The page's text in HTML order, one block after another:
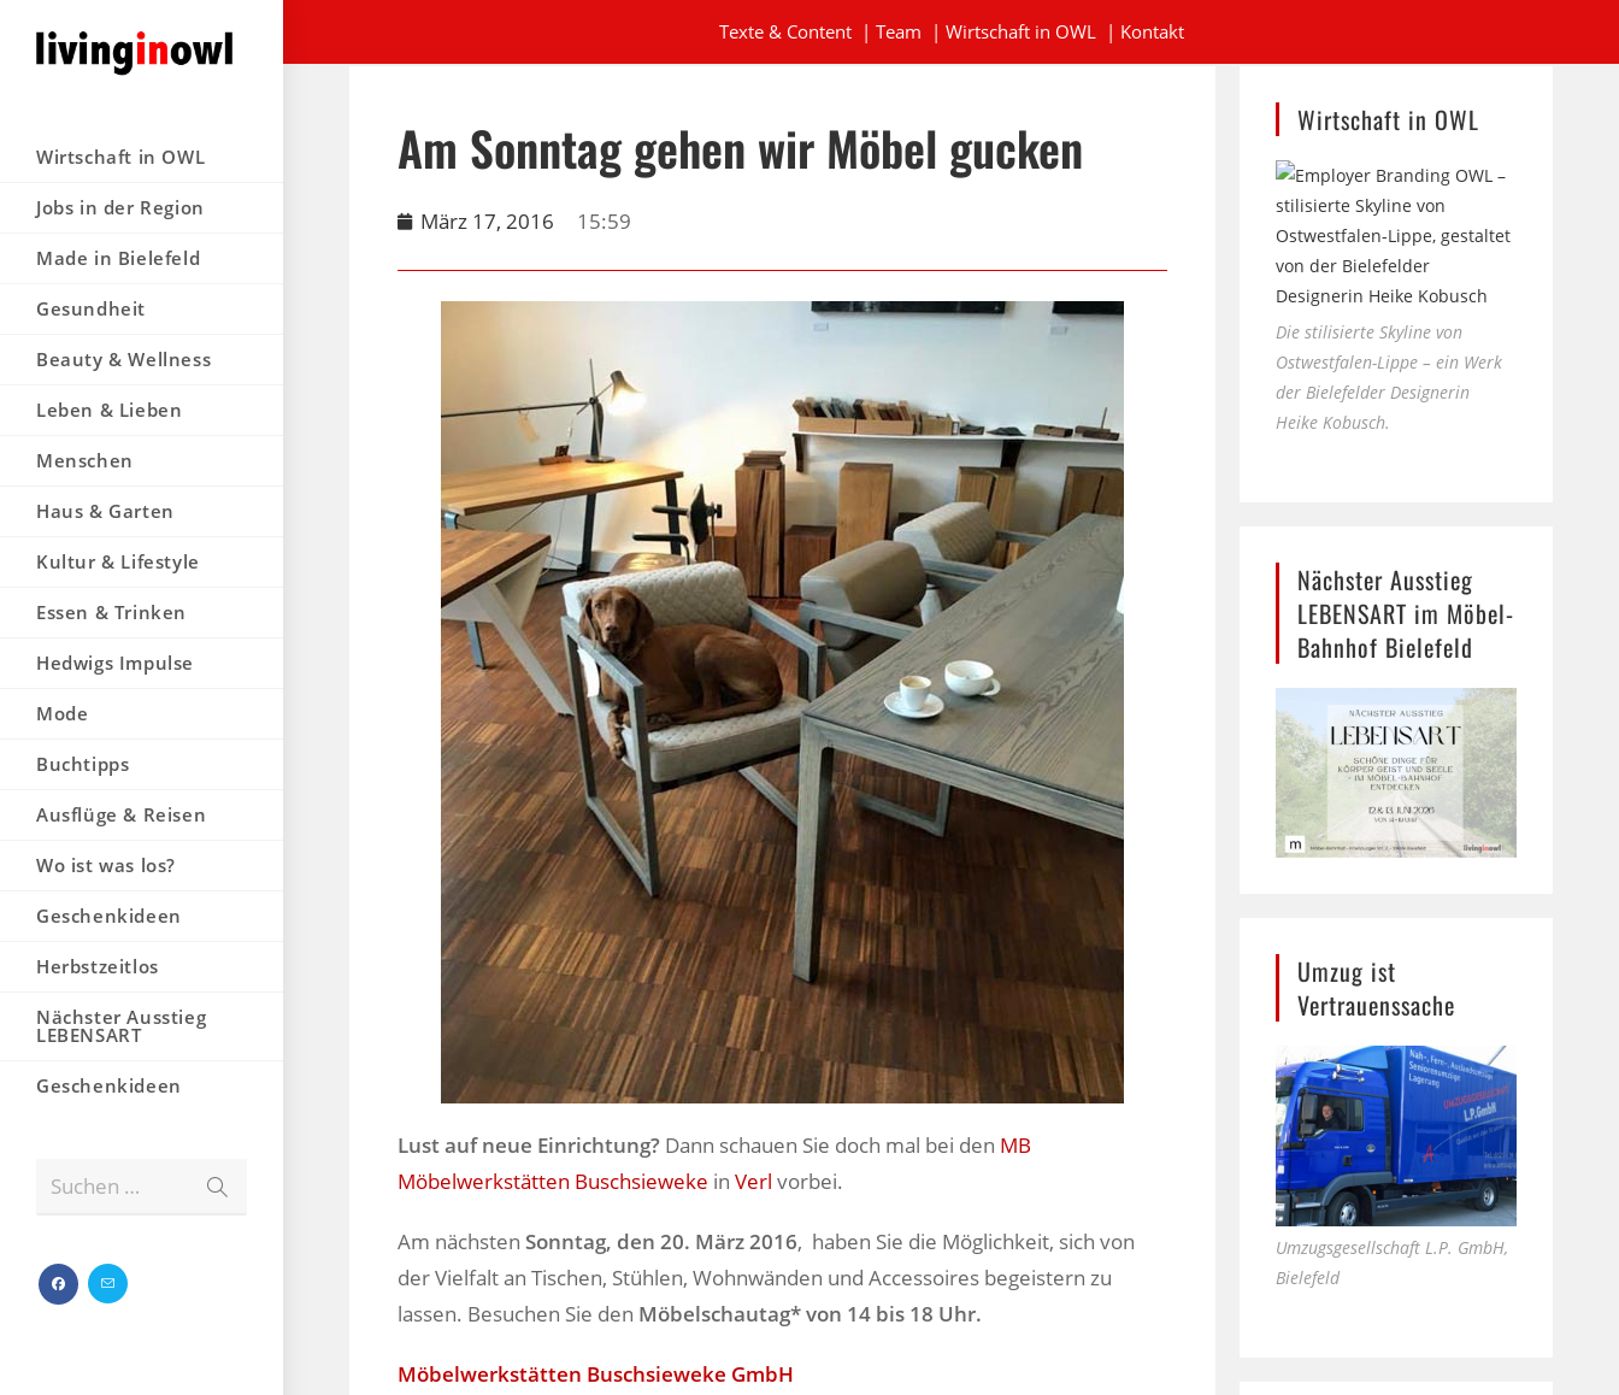
Texte & Content| Team | Wirtschaft in OWL| Kontakt
Wirtschaft in OWL
Jobs in der Region
Made in Bielefeld
Gesundheit
Beauty & Wellness
Leben & Lieben
Menschen
Haus & Garten
Kultur & Lifestyle
Essen & Trinken
Hedwigs Impulse
Mode
Buchtipps
Ausflüge & Reisen
Wo ist was los?
Geschenkideen
Herbstzeitlos
Nächster Ausstieg
LEBENSART
Geschenkideen
Suchen …
Am Sonntag gehen wir Möbel gucken
März 17, 2016 15:59
Lust auf neue Einrichtung? Dann schauen Sie doch mal bei den MB
Möbelwerkstätten Buschsieweke inVerl vorbei.
Am nächstenSonntag, den 20. März 2016, haben Sie die Möglichkeit, sich von
der Vielfalt an Tischen, Stühlen, Wohnwänden und Accessoires begeistern zu
lassen. Besuchen Sie den Möbelschautag*von 14 bis 18 Uhr.
Möbelwerkstätten Buschsieweke GmbH
Wirtschaft in OWL
Die stilisierte Skyline von
Ostwestfalen-Lippe – ein Werk
der Bielefelder Designerin
Heike Kobusch.
Nächster Ausstieg
LEBENSART im Möbel-
Bahnhof Bielefeld
Umzug ist
Vertrauenssache
Umzugsgesellschaft L.P. GmbH,
Bielefeld